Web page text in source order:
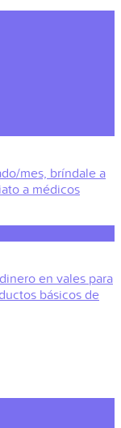
mes, bríndale a
a médicos
en vales para
básicos de